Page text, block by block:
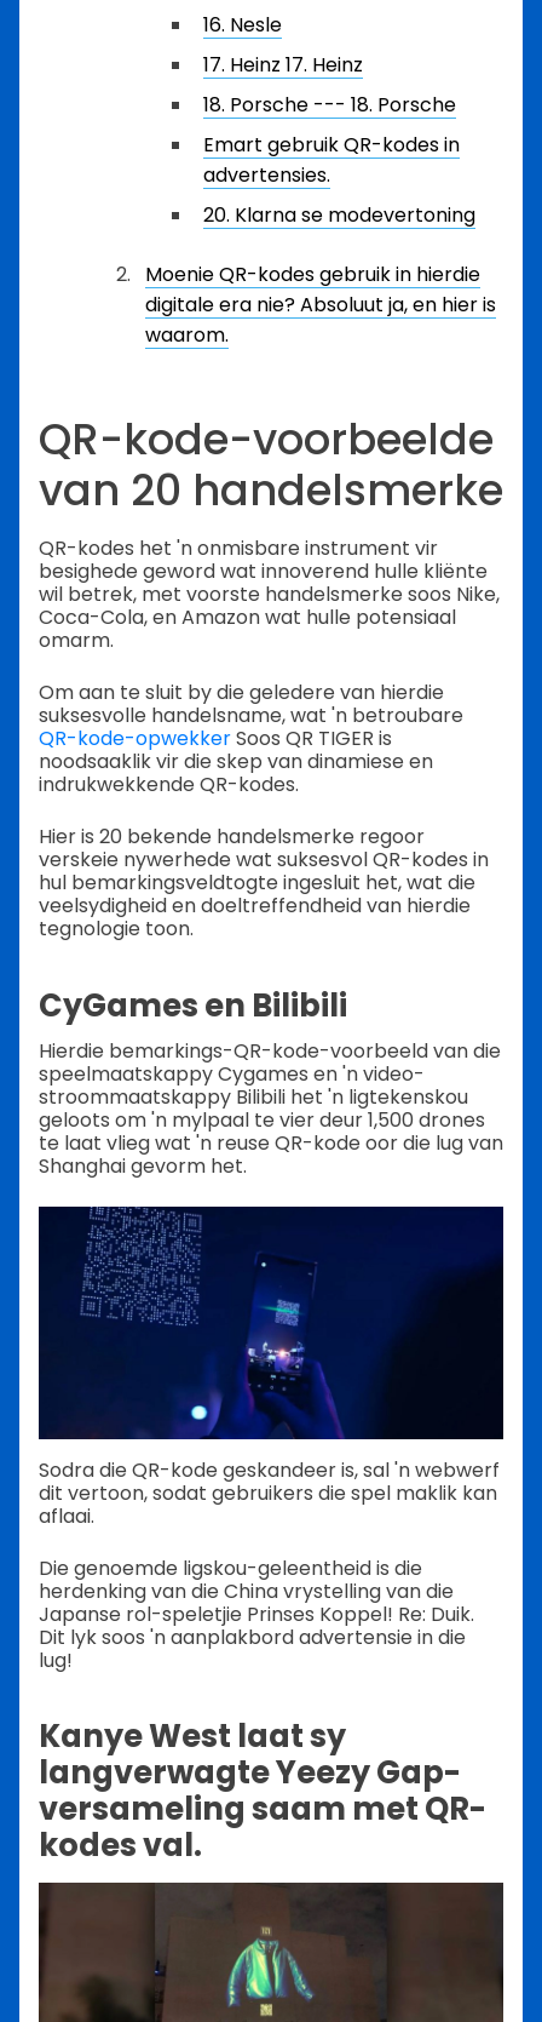
16. Nesle
17. Heinz 17. Heinz
18. Porsche --- 18. Porsche
Emart gebruik QR-kodes in
advertensies.
20. Klarna se modevertoning
Moenie QR-kodes gebruik in hierdie
digitale era nie? Absoluut ja, en hier is
waarom.
QR-kode-voorbeelde
van 20 handelsmerke
QR-kodes het 'n onmisbare instrument vir
besighede geword wat innoverend hulle kliënte
wil betrek, met voorste handelsmerke soos Nike,
Coca-Cola, en Amazon wat hulle potensiaal
omarm.
Om aan te sluit by die geledere van hierdie
suksesvolle handelsname, wat 'n betroubare
QR-kode-opwekkerSoos QR TIGER is
noodsaaklik vir die skep van dinamiese en
indrukwekkende QR-kodes.
Hier is 20 bekende handelsmerke regoor
verskeie nywerhede wat suksesvol QR-kodes in
hul bemarkingsveldtogte ingesluit het, wat die
veelsydigheid en doeltreffendheid van hierdie
tegnologie toon.
CyGames en Bilibili
Hierdie bemarkings-QR-kode-voorbeeld van die
speelmaatskappy Cygames en 'n video-
stroommaatskappy Bilibili het 'n ligtekenskou
geloots om 'n mylpaal te vier deur 1,500 drones
te laat vlieg wat 'n reuse QR-kode oor die lug van
Shanghai gevorm het.
Sodra die QR-kode geskandeer is, sal 'n webwerf
dit vertoon, sodat gebruikers die spel maklik kan
aflaai.
Die genoemde ligskou-geleentheid is die
herdenking van die China vrystelling van die
Japanse rol-speletjie Prinses Koppel! Re: Duik.
Dit lyk soos 'n aanplakbord advertensie in die
lug!
Kanye West laat sy
langverwagte Yeezy Gap-
versameling saam met QR-
kodes val.